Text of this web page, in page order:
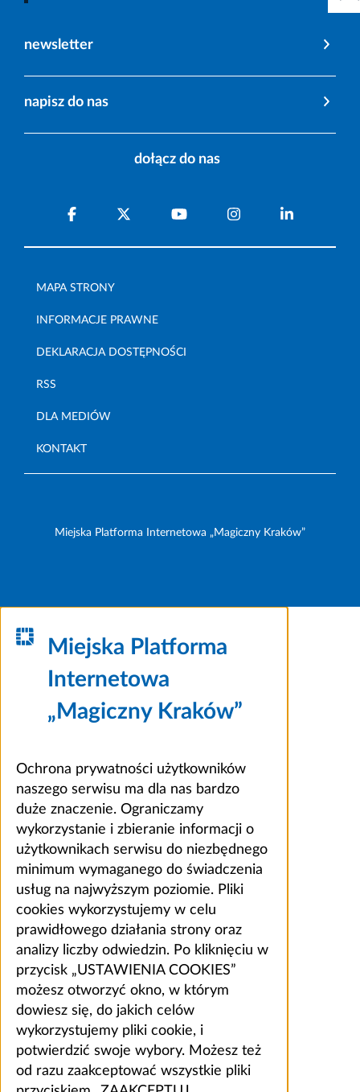
newsletter
napisz do nas
dołącz do nas
MAPA STRONY
INFORMACJE PRAWNE
DEKLARACJA DOSTĘPNOŚCI
RSS
DLA MEDIÓW
KONTAKT
Miejska Platforma Internetowa „Magiczny Kraków”
Miejska Platforma
Internetowa
„Magiczny Kraków”
Ochrona prywatności użytkowników
naszego serwisu ma dla nas bardzo
duże znaczenie. Ograniczamy
wykorzystanie i zbieranie informacji o
użytkownikach serwisu do niezbędnego
minimum wymaganego do świadczenia
usług na najwyższym poziomie. Pliki
cookies wykorzystujemy w celu
prawidłowego działania strony oraz
analizy liczby odwiedzin. Po kliknięciu w
przycisk „USTAWIENIA COOKIES”
możesz otworzyć okno, w którym
dowiesz się, do jakich celów
wykorzystujemy pliki cookie, i
potwierdzić swoje wybory. Możesz też
od razu zaakceptować wszystkie pliki